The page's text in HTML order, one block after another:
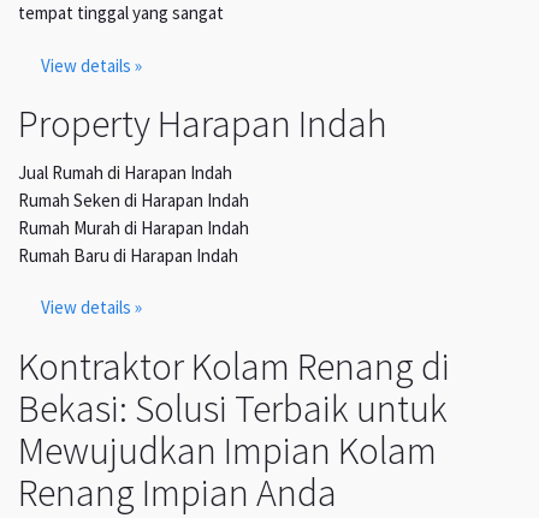
tempat tinggal yang sangat
View details »
Property Harapan Indah
Jual Rumah di Harapan Indah
Rumah Seken di Harapan Indah
Rumah Murah di Harapan Indah
Rumah Baru di Harapan Indah
View details »
Kontraktor Kolam Renang di
Bekasi: Solusi Terbaik untuk
Mewujudkan Impian Kolam
Renang Impian Anda